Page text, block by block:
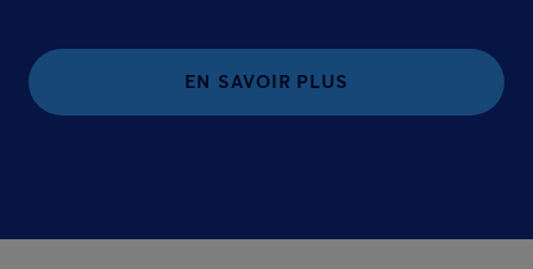
EN SAVOIR PLUS